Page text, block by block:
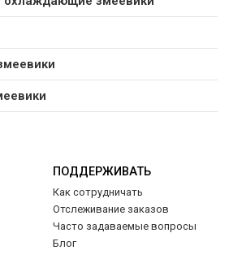
ПОДДЕРЖИВАТЬ
Как сотрудничать
Отслеживание заказов
Часто задаваемые вопросы
Блог